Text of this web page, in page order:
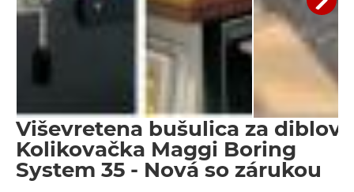
Viševretena bušulica za
Kolikovačka Maggi Boring
System 35 - Nová so zárukou